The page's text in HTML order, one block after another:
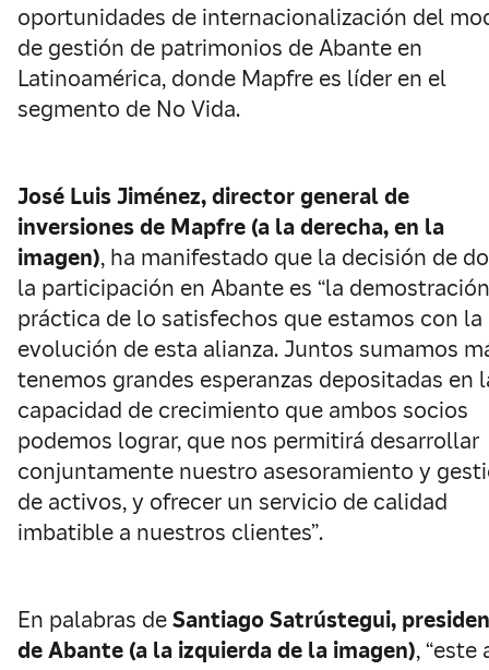
oportunidades de internacionalización del
de gestión de patrimonios de Abante en
Latinoamérica, donde Mapfre es líder en el
segmento de No Vida.
José Luis Jiménez, director general de
inversiones de Mapfre (a la derecha, en la
imagen), ha manifestado que la decisión de
la participación en Abante es “la demostración
práctica de lo satisfechos que estamos con la
evolución de esta alianza. Juntos sumamos
tenemos grandes esperanzas depositadas en
capacidad de crecimiento que ambos socios
podemos lograr, que nos permitirá desarrollar
conjuntamente nuestro asesoramiento y
de activos, y ofrecer un servicio de calidad
imbatible a nuestros clientes”.
En palabras deSantiago Satrústegui,
de Abante (a la izquierda de la imagen), “este